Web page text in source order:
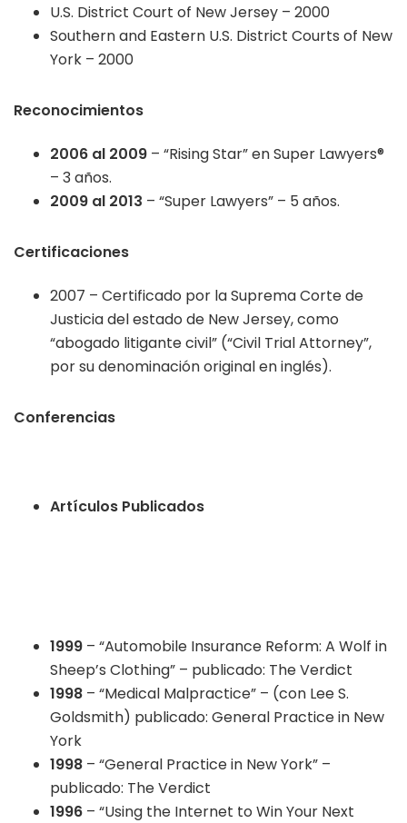
U.S. District Court of New Jersey – 2000
Southern and Eastern U.S. District Courts of New
York – 2000
Reconocimientos
2006 al 2009 – “Rising Star” en Super Lawyers®
– 3 años.
2009 al 2013 – “Super Lawyers” – 5 años.
Certificaciones
2007 – Certificado por la Suprema Corte de
Justicia del estado de New Jersey, como
“abogado litigante civil” (“Civil Trial Attorney”,
por su denominación original en inglés).
Conferencias
Artículos Publicados
1999 – “Automobile Insurance Reform: A Wolf in
Sheep’s Clothing” – publicado: The Verdict
1998 – “Medical Malpractice” – (con Lee S.
Goldsmith) publicado: General Practice in New
York
1998 – “General Practice in New York” –
publicado: The Verdict
1996 – “Using the Internet to Win Your Next